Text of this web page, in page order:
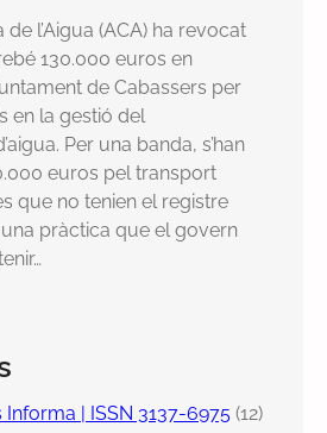
de l’Aigua (ACA) ha revocat
130.000 euros en
de Cabassers per
en la gestió del
Per una banda, s’han
euros pel transport
que no tenien el registre
pràctica que el govern
Informa | ISSN 3137-6975 (12)